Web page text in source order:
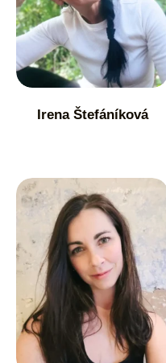
Irena Štefáníková